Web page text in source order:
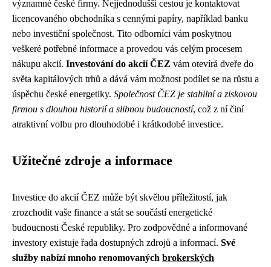
významné české firmy. Nejjednodušší cestou je kontaktovat
licencovaného obchodníka s cennými papíry, například banku
nebo investiční společnost. Tito odborníci vám poskytnou
veškeré potřebné informace a provedou vás celým procesem
nákupu akcií. Investování do akcií ČEZ vám otevírá dveře do
světa kapitálových trhů a dává vám možnost podílet se na růstu a
úspěchu české energetiky. Společnost ČEZ je stabilní a ziskovou
firmou s dlouhou historií a slibnou budoucností, což z ní činí
atraktivní volbu pro dlouhodobé i krátkodobé investice.
Užitečné zdroje a informace
Investice do akcií ČEZ může být skvělou příležitostí, jak
zrozchodit vaše finance a stát se součástí energetické
budoucnosti České republiky. Pro zodpovědné a informované
investory existuje řada dostupných zdrojů a informací. Své
služby nabízí mnoho renomovaných brokerských